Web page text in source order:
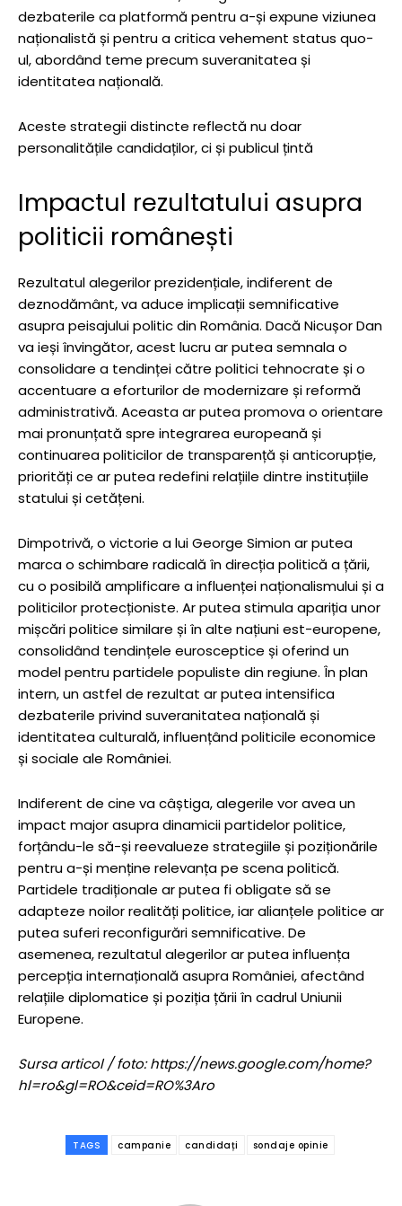
dezbaterile ca platformă pentru a-și expune viziunea
naționalistă și pentru a critica vehement status quo-
ul, abordând teme precum suveranitatea și
identitatea națională.
Aceste strategii distincte reflectă nu doar
personalitățile candidaților, ci și publicul țintă
Impactul rezultatului asupra
politicii românești
Rezultatul alegerilor prezidențiale, indiferent de
deznodământ, va aduce implicații semnificative
asupra peisajului politic din România. Dacă Nicușor Dan
va ieși învingător, acest lucru ar putea semnala o
consolidare a tendinței către politici tehnocrate și o
accentuare a eforturilor de modernizare și reformă
administrativă. Aceasta ar putea promova o orientare
mai pronunțată spre integrarea europeană și
continuarea politicilor de transparență și anticorupție,
priorități ce ar putea redefini relațiile dintre instituțiile
statului și cetățeni.
Dimpotrivă, o victorie a lui George Simion ar putea
marca o schimbare radicală în direcția politică a țării,
cu o posibilă amplificare a influenței naționalismului și a
politicilor protecționiste. Ar putea stimula apariția unor
mișcări politice similare și în alte națiuni est-europene,
consolidând tendințele eurosceptice și oferind un
model pentru partidele populiste din regiune. În plan
intern, un astfel de rezultat ar putea intensifica
dezbaterile privind suveranitatea națională și
identitatea culturală, influențând politicile economice
și sociale ale României.
Indiferent de cine va câștiga, alegerile vor avea un
impact major asupra dinamicii partidelor politice,
forțându-le să-și reevalueze strategiile și poziționările
pentru a-și menține relevanța pe scena politică.
Partidele tradiționale ar putea fi obligate să se
adapteze noilor realități politice, iar alianțele politice ar
putea suferi reconfigurări semnificative. De
asemenea, rezultatul alegerilor ar putea influența
percepția internațională asupra României, afectând
relațiile diplomatice și poziția țării în cadrul Uniunii
Europene.
Sursa articol / foto: https://news.google.com/home?
hl=ro&gl=RO&ceid=RO%3Aro
TAGS campanie candidați sondaje opinie